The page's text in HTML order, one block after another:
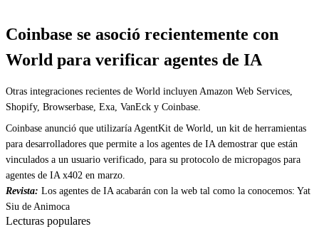
Coinbase se asoció recientemente con
World para verificar agentes de IA
Otras integraciones recientes de World incluyen Amazon Web Services,
Shopify, Browserbase, Exa, VanEck y Coinbase.
Coinbase anunció que utilizaría AgentKit de World, un kit de herramientas
para desarrolladores que permite a los agentes de IA demostrar que están
vinculados a un usuario verificado, para su protocolo de micropagos para
agentes de IA x402 en marzo.
Revista: Los agentes de IA acabarán con la web tal como la conocemos: Yat
Siu de Animoca
Lecturas populares